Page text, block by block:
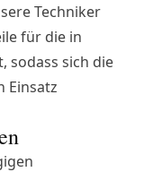
Techniker
für die in
sodass sich die
Einsatz